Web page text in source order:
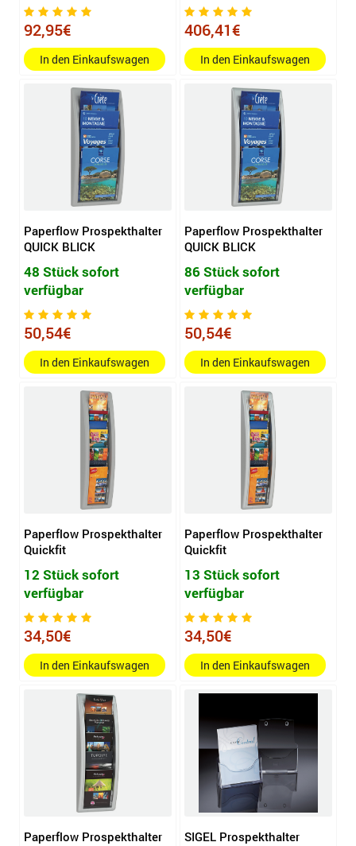
92,95€
In den Einkaufswagen
406,41€
In den Einkaufswagen
Paperflow Prospekthalter
QUICK BLICK
48 Stück sofort
verfügbar
50,54€
In den Einkaufswagen
Paperflow Prospekthalter
QUICK BLICK
86 Stück sofort
verfügbar
50,54€
In den Einkaufswagen
Paperflow Prospekthalter
Quickfit
12 Stück sofort
verfügbar
34,50€
In den Einkaufswagen
Paperflow Prospekthalter
Quickfit
13 Stück sofort
verfügbar
34,50€
In den Einkaufswagen
Paperflow Prospekthalter
SIGEL Prospekthalter